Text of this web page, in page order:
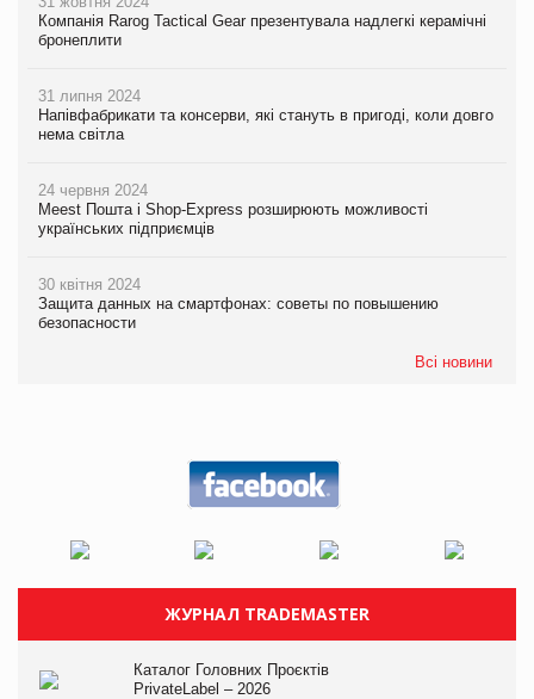
Компанія Rarog Tactical Gear презентувала надлегкі керамічні
бронеплити
31 липня 2024
Напівфабрикати та консерви, які стануть в пригоді, коли довго
нема світла
24 червня 2024
Meest Пошта і Shop-Express розширюють можливості
українських підприємців
30 квітня 2024
Защита данных на смартфонах: советы по повышению
безопасности
Всі новини
ЖУРНАЛ TRADEMASTER
Каталог Головних Проєктів
PrivateLabel – 2026